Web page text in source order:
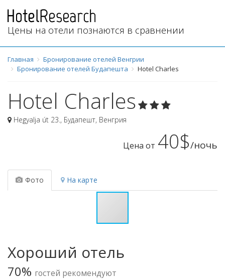
Цены на отели познаются в сравнении
Главная
Бронирование отелей Венгрии
Бронирование отелей Будапешта
Hotel Charles
Hotel Charles
Hegyalja út 23. , Будапешт, Венгрия
Цена от 40$/ночь
Фото На карте
Хороший отель
70% гостей рекомендуют